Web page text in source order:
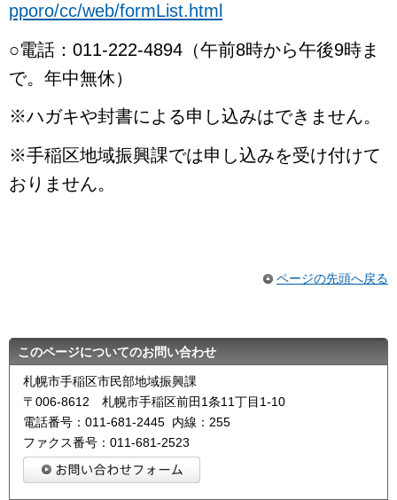
pporo/cc/web/formList.html
○電話：011-222-4894（午前8時から午後9時ま
で。年中無休）
※ハガキや封書による申し込みはできません。
※手稲区地域振興課では申し込みを受け付けて
おりません。
ページの先頭へ戻る
このページについてのお問い合わせ
札幌市手稲区市民部地域振興課
〒006-8612 札幌市手稲区前田1条11丁目1-10
電話番号：011-681-2445 内線：255
ファクス番号：011-681-2523